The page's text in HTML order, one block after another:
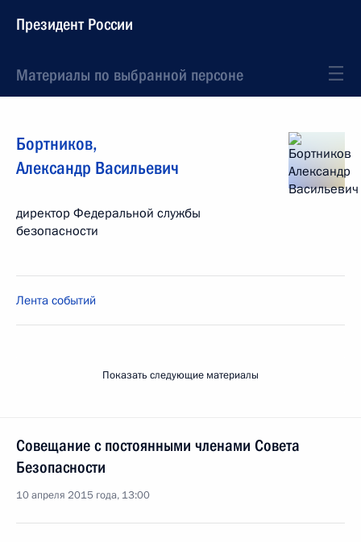
Президент России
Материалы по выбранной персоне
Бортников,
Александр Васильевич
директор Федеральной службы
безопасности
Лента событий
Показать следующие материалы
Совещание с постоянными членами Совета
Безопасности
10 апреля 2015 года, 13:00